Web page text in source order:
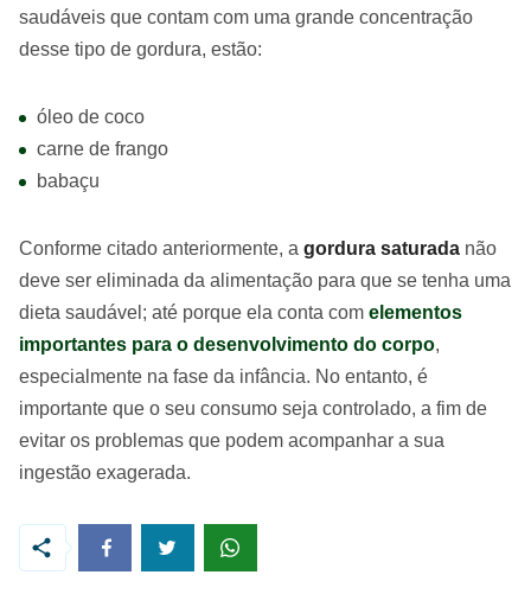
saudáveis que contam com uma grande concentração
desse tipo de gordura, estão:
óleo de coco
carne de frango
babaçu
Conforme citado anteriormente, a gordura saturada não
deve ser eliminada da alimentação para que se tenha uma
dieta saudável; até porque ela conta com elementos
importantes para o desenvolvimento do corpo,
especialmente na fase da infância. No entanto, é
importante que o seu consumo seja controlado, a fim de
evitar os problemas que podem acompanhar a sua
ingestão exagerada.